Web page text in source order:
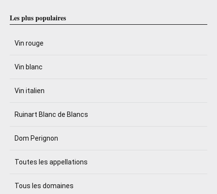
Les plus populaires
Vin rouge
Vin blanc
Vin italien
Ruinart Blanc de Blancs
Dom Perignon
Toutes les appellations
Tous les domaines